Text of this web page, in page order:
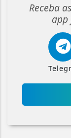
Receba
app